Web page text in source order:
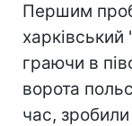
Першим
харківський
граючи в
ворота
час,